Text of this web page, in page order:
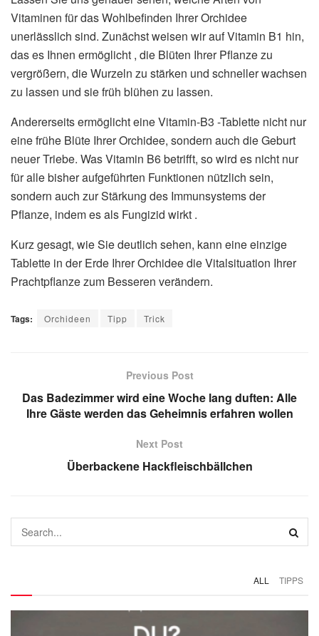
Vitaminen für das Wohlbefinden Ihrer Orchidee
unerlässlich sind. Zunächst weisen wir auf Vitamin B1 hin,
das es Ihnen ermöglicht , die Blüten Ihrer Pflanze zu
vergrößern, die Wurzeln zu stärken und schneller wachsen
zu lassen und sie früh blühen zu lassen.
Andererseits ermöglicht eine Vitamin-B3 -Tablette nicht nur
eine frühe Blüte Ihrer Orchidee, sondern auch die Geburt
neuer Triebe. Was Vitamin B6 betrifft, so wird es nicht nur
für alle bisher aufgeführten Funktionen nützlich sein,
sondern auch zur Stärkung des Immunsystems der
Pflanze, indem es als Fungizid wirkt .
Kurz gesagt, wie Sie deutlich sehen, kann eine einzige
Tablette in der Erde Ihrer Orchidee die Vitalsituation Ihrer
Prachtpflanze zum Besseren verändern.
Tags: Orchideen Tipp Trick
Previous Post
Das Badezimmer wird eine Woche lang duften: Alle
Ihre Gäste werden das Geheimnis erfahren wollen
Next Post
Überbackene Hackfleischbällchen
ALL TIPPS